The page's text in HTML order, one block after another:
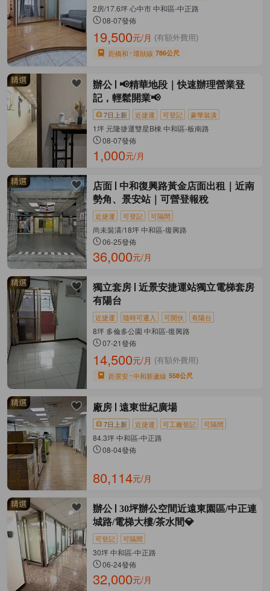
2房/17.6坪 心中市 中和區-中正路
08-07發佈
19,500元/月 (有額外費用)
距橋和 環狀線 786公尺
辦公
📢精華地段｜快速辦理營業登
記，輕鬆開業📢
7日上新 近捷運 可登記 豪華裝潢
1坪 元隆捷運雙星B棟 中和區-板南路
08-07發佈
1,000元/月
店面
中和復興路黃金店面出租｜近南
勢角、景安站｜可營登報稅
近捷運 可登記 可隔間
尚未裝潢/18坪 中和區-復興路
06-25發佈
36,000元/月
獨立套房
近景安捷運站獨立電梯套房
有陽台
近捷運 隨時可遷入 可開伙 有陽台
8坪 多倫多公園 中和區-復興路
07-21發佈
14,500元/月 (有額外費用)
距景安 中和新蘆線 558公尺
廠房 遠東世紀廣場
7日上新 近捷運 可工廠登記 可隔間
84.3坪 中和區-中正路
08-04發佈
80,114元/月
辦公
30坪辦公空間近遠東園區/中正連
城路/電梯大樓/茶水間💎
可登記 可隔間
30坪 中和區-中正路
06-24發佈
32,000元/月